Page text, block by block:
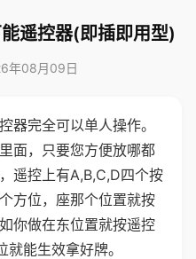
遥控器(即插即用型)
年08月09日
器完全可以单人操作。
面，只要您方便放哪都
遥控上有A,B,C,D四个按
方位，座那个位置就按
你做在东位置就按遥控
能生效拿好牌。